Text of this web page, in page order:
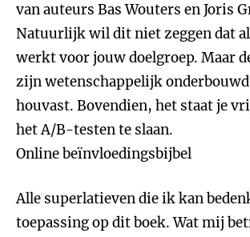
van auteurs Bas Wouters en Joris
Natuurlijk wil dit niet zeggen dat
werkt voor jouw doelgroep. Maar
zijn wetenschappelijk
houvast. Bovendien, het staat je
het A/B-testen te slaan.
Online beïnvloedingsbijbel
Alle superlatieven die ik kan
toepassing op dit boek. Wat mij